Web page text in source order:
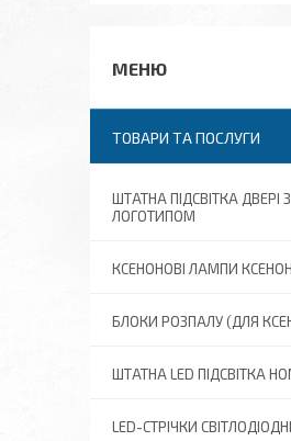
ТОВАРИ ТА ПОСЛУГИ
ШТАТНА ПІДСВІТКА ДВЕРІ З
ЛОГОТИПОМ
КСЕНОНОВІ ЛАМПИ КСЕНОН
БЛОКИ РОЗПАЛУ (ДЛЯ
ШТАТНА LED ПІДСВІТКА
LED-СТРІЧКИ